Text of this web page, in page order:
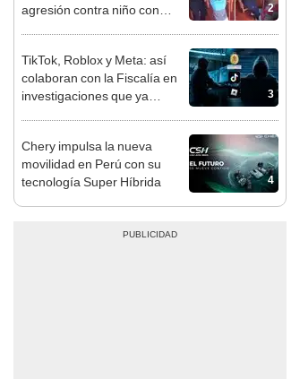
2
agresión contra niño con
3
TikTok, Roblox y Meta: así
colaboran con la Fiscalía en
investigaciones que ya
4
Chery impulsa la nueva
movilidad en Perú con su
tecnología Super Híbrida